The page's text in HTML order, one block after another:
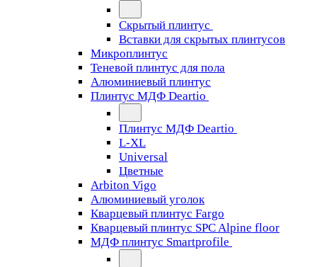
Скрытый плинтус
Вставки для скрытых плинтусов
Микроплинтус
Теневой плинтус для пола
Алюминиевый плинтус
Плинтус МДФ Deartio
Плинтус МДФ Deartio
L-XL
Universal
Цветные
Arbiton Vigo
Алюминиевый уголок
Кварцевый плинтус Fargo
Кварцевый плинтус SPC Alpine floor
МДФ плинтус Smartprofile